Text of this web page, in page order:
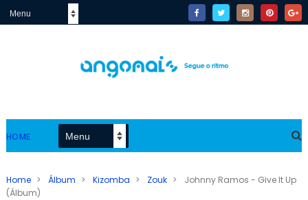
HOME
Home > Álbum > Kizomba > Zouk >
Johnny Ramos - Give It Up
(Álbum)